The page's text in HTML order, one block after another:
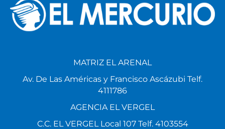
MATRIZ EL ARENAL
Av. De Las Américas y Francisco Ascázubi Telf.
4111786
AGENCIA EL VERGEL
C.C. EL VERGEL Local 107 Telf. 4103554